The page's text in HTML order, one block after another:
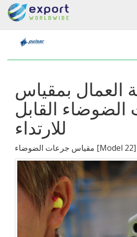
العمال بمقياس
القابل
للارتداء
مقياس جرعات الضوضاء [Model 22]